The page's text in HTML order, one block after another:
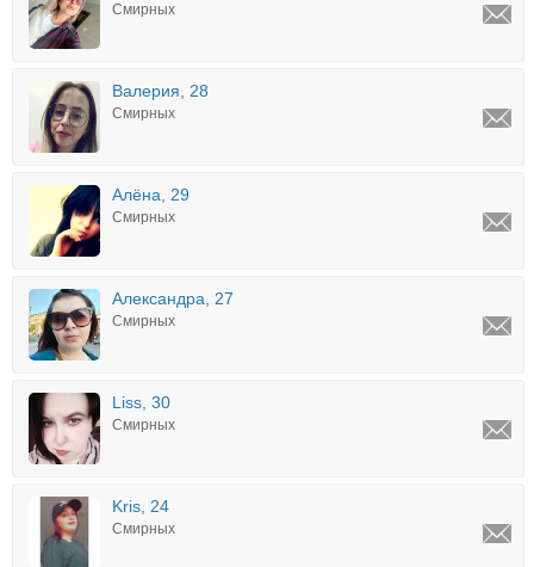
Смирных
Валерия, 28
Смирных
Алёна, 29
Смирных
Александра, 27
Смирных
Liss, 30
Смирных
Kris, 24
Смирных